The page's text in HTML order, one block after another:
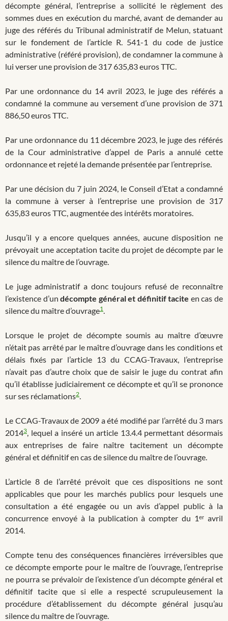
décompte général, l’entreprise a sollicité le règlement des
sommes dues en exécution du marché, avant de demander au
juge des référés du Tribunal administratif de Melun, statuant
sur le fondement de l’article R. 541-1 du code de justice
administrative (référé provision), de condamner la commune à
lui verser une provision de 317 635,83 euros TTC.
Par une ordonnance du 14 avril 2023, le juge des référés a
condamné la commune au versement d’une provision de 371
886,50 euros TTC.
Par une ordonnance du 11 décembre 2023, le juge des référés
de la Cour administrative d’appel de Paris a annulé cette
ordonnance et rejeté la demande présentée par l’entreprise.
Par une décision du 7 juin 2024, le Conseil d’Etat a condamné
la commune à verser à l’entreprise une provision de 317
635,83 euros TTC, augmentée des intérêts moratoires.
Jusqu’il y a encore quelques années, aucune disposition ne
prévoyait une acceptation tacite du projet de décompte par le
silence du maître de l’ouvrage.
Le juge administratif a donc toujours refusé de reconnaître
l’existence d’undécompte général et définitif tacite en cas de
silence du maître d’ouvrage1.
Lorsque le projet de décompte soumis au maître d’œuvre
n’était pas arrêté par le maître d’ouvrage dans les conditions et
délais fixés par l’article 13 du CCAG-Travaux, l’entreprise
n’avait pas d’autre choix que de saisir le juge du contrat afin
qu’il établisse judiciairement ce décompte et qu’il se prononce
sur ses réclamations2.
Le CCAG-Travaux de 2009 a été modifié par l’arrêté du 3 mars
20143, lequel a inséré un article 13.4.4 permettant désormais
aux entreprises de faire naître tacitement un décompte
général et définitif en cas de silence du maître de l’ouvrage.
L’article 8 de l’arrêté prévoit que ces dispositions ne sont
applicables que pour les marchés publics pour lesquels une
consultation a été engagée ou un avis d’appel public à la
concurrence envoyé à la publication à compter du 1ᵉʳ avril
2014.
Compte tenu des conséquences financières irréversibles que
ce décompte emporte pour le maître de l’ouvrage, l’entreprise
ne pourra se prévaloir de l’existence d’un décompte général et
définitif tacite que si elle a respecté scrupuleusement la
procédure d’établissement du décompte général jusqu’au
silence du maître de l’ouvrage.